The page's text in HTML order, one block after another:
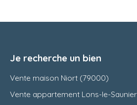
Je recherche un bien
Vente maison Niort (79000)
Vente appartement Lons-le-